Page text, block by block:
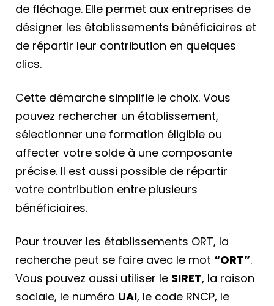
de fléchage. Elle permet aux entreprises de
désigner les établissements bénéficiaires et
de répartir leur contribution en quelques
clics.
Cette démarche simplifie le choix. Vous
pouvez rechercher un établissement,
sélectionner une formation éligible ou
affecter votre solde à une composante
précise. Il est aussi possible de répartir
votre contribution entre plusieurs
bénéficiaires.
Pour trouver les établissements ORT, la
recherche peut se faire avec le mot “ORT”.
Vous pouvez aussi utiliser le SIRET, la raison
sociale, le numéro UAI, le code RNCP, le